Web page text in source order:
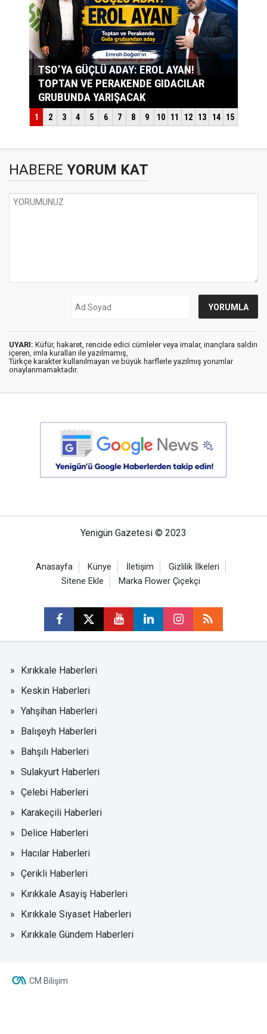
HABERE YORUM KAT
UYARI: Küfür, hakaret, rencide edici cümleler veya imalar, inançlara saldırı
içeren, imla kuralları ile yazılmamış,
Türkçe karakter kullanılmayan ve büyük harflerle yazılmış yorumlar
onaylanmamaktadır.
Yenigün Gazetesi © 2023
Anasayfa Künye İletişim
Gizlilik İlkeleri
Sitene Ekle
Marka Flower Çiçekçi
Kırıkkale Haberleri
Keskin Haberleri
Yahşihan Haberleri
Balışeyh Haberleri
Bahşılı Haberleri
Sulakyurt Haberleri
Çelebi Haberleri
Karakeçili Haberleri
Delice Haberleri
Hacılar Haberleri
Çerikli Haberleri
Kırıkkale Asayiş Haberleri
Kırıkkale Siyaset Haberleri
Kırıkkale Gündem Haberleri
CM Bilişim